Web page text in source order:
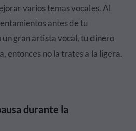
varios temas vocales. Al
antes de tu
un gran artista vocal, tu dinero
entonces no la trates a la ligera.
durante la